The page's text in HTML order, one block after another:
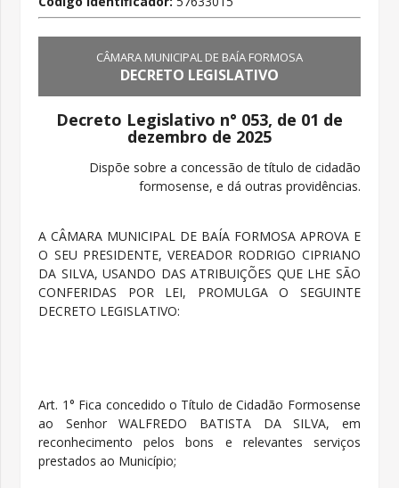
CÂMARA MUNICIPAL DE BAÍA FORMOSA
DECRETO LEGISLATIVO
Decreto Legislativo n° 053, de 01 de
dezembro de 2025
Dispõe sobre a concessão de título de cidadão
formosense, e dá outras providências.
A CÂMARA MUNICIPAL DE BAÍA FORMOSA APROVA E
O SEU PRESIDENTE, VEREADOR RODRIGO CIPRIANO
DA SILVA, USANDO DAS ATRIBUIÇÕES QUE LHE SÃO
CONFERIDAS POR LEI, PROMULGA O SEGUINTE
DECRETO LEGISLATIVO:
Art. 1° Fica concedido o Título de Cidadão Formosense
ao SenhorWALFREDO BATISTA DA SILVA, em
reconhecimento pelos bons e relevantes serviços
prestados ao Município;